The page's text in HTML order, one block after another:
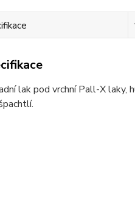
lak pod vrchní Pall-X laky,